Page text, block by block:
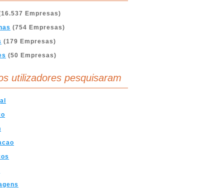
Empresas)
(754 Empresas)
(179 Empresas)
(50 Empresas)
utilizadores pesquisaram